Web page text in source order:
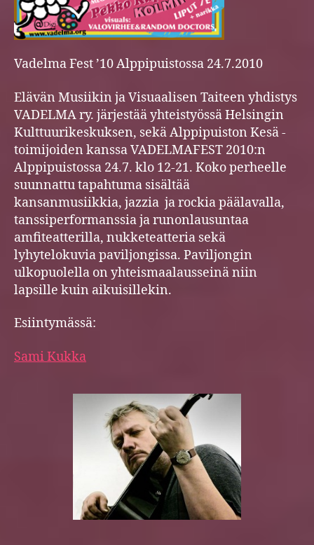
Vadelma Fest ’10 Alppipuistossa 24.7.2010
Elävän Musiikin ja Visuaalisen Taiteen yhdistys
VADELMA ry. järjestää yhteistyössä Helsingin
Kulttuurikeskuksen, sekä Alppipuiston Kesä -
toimijoiden kanssa VADELMAFEST 2010:n
Alppipuistossa 24.7. klo 12-21. Koko perheelle
suunnattu tapahtuma sisältää
kansanmusiikkia, jazzia ja rockia päälavalla,
tanssiperformanssia ja runonlausuntaa
amfiteatterilla, nukketeatteria sekä
lyhytelokuvia paviljongissa. Paviljongin
ulkopuolella on yhteismaalausseinä niin
lapsille kuin aikuisillekin.
Esiintymässä:
Sami Kukka